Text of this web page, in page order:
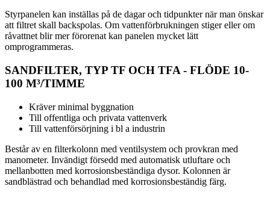
Styrpanelen kan inställas på de dagar och tidpunkter när man önskar
att filtret skall backspolas. Om vattenförbrukningen stiger eller om
råvattnet blir mer förorenat kan panelen mycket lätt
omprogrammeras.
SANDFILTER, TYP TF OCH TFA - FLÖDE 10-
100 M³/TIMME
Kräver minimal byggnation
Till offentliga och privata vattenverk
Till vattenförsörjning i bl a industrin
Består av en filterkolonn med ventilsystem och provkran med
manometer. Invändigt försedd med automatisk utluftare och
mellanbotten med korrosionsbeständiga dysor. Kolonnen är
sandblästrad och behandlad med korrosionsbeständig färg.